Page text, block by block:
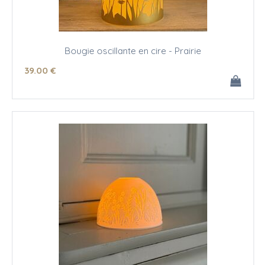
Bougie oscillante en cire - Prairie
39.00 €